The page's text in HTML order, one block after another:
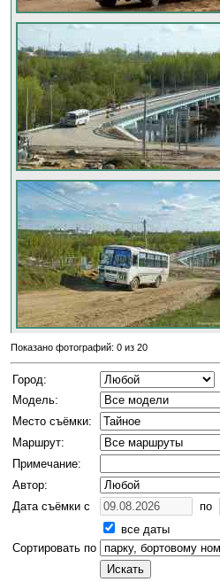
Показано фотографий: 0 из 20
Город:
Модель:
Место съёмки:
Маршрут:
Примечание:
Автор:
Дата съёмки с
по
все даты
Сортировать по